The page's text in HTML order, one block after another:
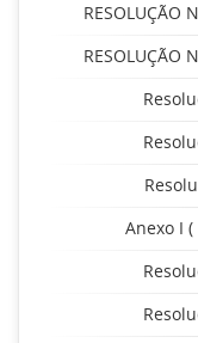
RESOLUÇÃO
RESOLUÇÃO
Anexo I